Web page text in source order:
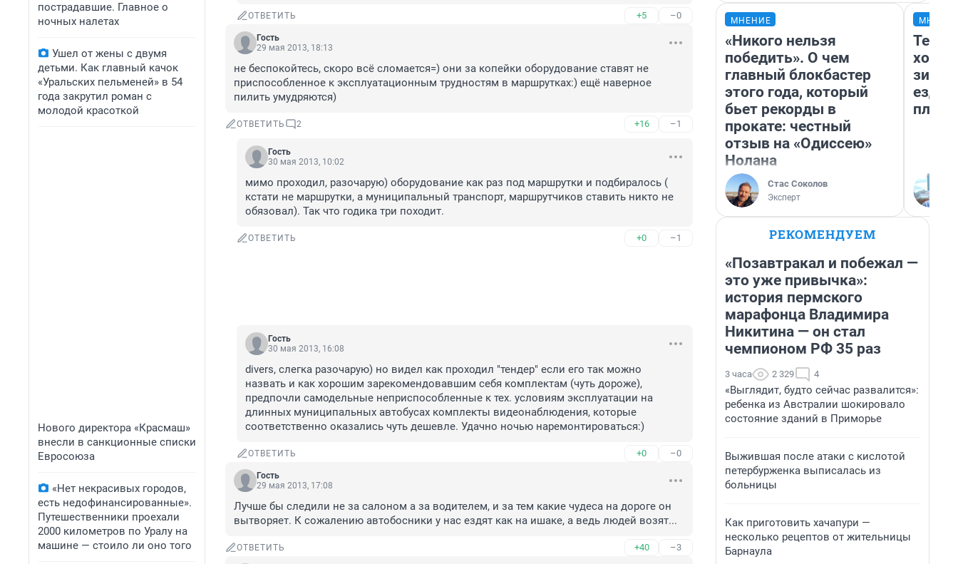
пострадавшие. Главное о
ночных налетах
Ушел от жены с двумя
детьми. Как главный качок
«Уральских пельменей» в 54
года закрутил роман с
молодой красоткой
Нового директора «Красмаш»
внесли в санкционные списки
Евросоюза
«Нет некрасивых городов,
есть недофинансированные».
Путешественники проехали
2000 километров по Уралу на
машине — стоило ли оно того
ОТВЕТИТЬ +5 –0
Гость
29 мая 2013, 18:13
не беспокойтесь, скоро всё сломается=) они за копейки оборудование ставят не
приспособленное к эксплуатационным трудностям в маршрутках:) ещё наверное
пилить умудряются)
ОТВЕТИТЬ 2 +16 –1
Гость
30 мая 2013, 10:02
мимо проходил, разочарую) оборудование как раз под маршрутки и подбиралось (
кстати не маршрутки, а муниципальный транспорт, маршрутчиков ставить никто не
обязовал). Так что годика три походит.
ОТВЕТИТЬ +0 –1
Гость
30 мая 2013, 16:08
divers, слегка разочарую) но видел как проходил "тендер" если его так можно
назвать и как хорошим зарекомендовавшим себя комплектам (чуть дороже),
предпочли самодельные неприспособленные к тех. условиям эксплуатации на
длинных муниципальных автобусах комплекты видеонаблюдения, которые
соответственно оказались чуть дешевле. Удачно ночью наремонтироваться:)
ОТВЕТИТЬ +0 –0
Гость
29 мая 2013, 17:08
Лучше бы следили не за салоном а за водителем, и за тем какие чудеса на дороге он
вытворяет. К сожалению автобосники у нас ездят как на ишаке, а ведь людей возят...
ОТВЕТИТЬ +40 –3
МНЕНИЕ
«Никого нельзя
победить». О чем
главный блокбастер
этого года, который
бьет рекорды в
прокате: честный
отзыв на «Одиссею»
Нолана
Стас Соколов
Эксперт
ездит
РЕКОМЕНДУЕМ
«Позавтракал и побежал —
это уже привычка»:
история пермского
марафонца Владимира
Никитина — он стал
чемпионом РФ 35 раз
3 часа 2 329 4
«Выглядит, будто сейчас развалится»:
ребенка из Австралии шокировало
состояние зданий в Приморье
Выжившая после атаки с кислотой
петербурженка выписалась из
больницы
Как приготовить хачапури —
несколько рецептов от жительницы
Барнаула